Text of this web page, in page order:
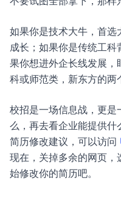
如果你是技术大牛，首选
成长；如果你是传统工
果你想进外企长线发展
科或师范类，新东方的两
校招是一场信息战，更
么，再去看企业能提供什
简历修改建议，可以访问
现在，关掉多余的网页
始修改你的简历吧。